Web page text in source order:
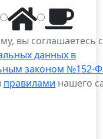
вы соглашаетесь
данных в
законом №152-
правилами нашего